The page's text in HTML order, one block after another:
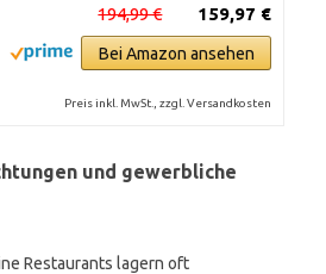
159,97 €
194,99 €
Bei Amazon ansehen
Preis inkl. MwSt., zzgl. Versandkosten
und gewerbliche
Restaurants lagern oft